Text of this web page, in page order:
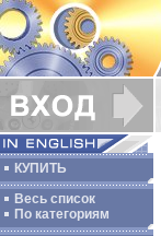
КУПИТЬ
Весь список
По категориям